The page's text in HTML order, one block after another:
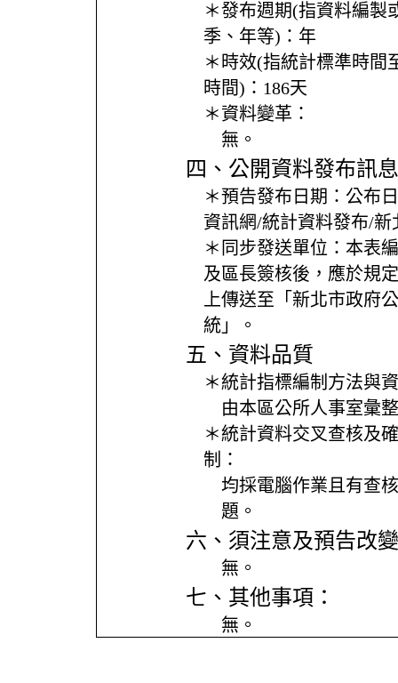
＊發布週期(指資料編製
季、年等)： 年
＊時效(指統計標準時間
時間)： 186天
＊資料變革：
無。
四、公開資料發布訊息
＊預告發布日期： 公布
資訊網/統計資料發布/
＊同步發送單位： 本表
及區長簽核後，應於規
上傳送至「新北市政府
統」。
五、資料品質
＊統計指標編制方法與
由本區公所人事室彙
＊統計資料交叉查核及
制：
均採電腦作業且有查
題。
六、須注意及預告改
無。
七、其他事項：
無。